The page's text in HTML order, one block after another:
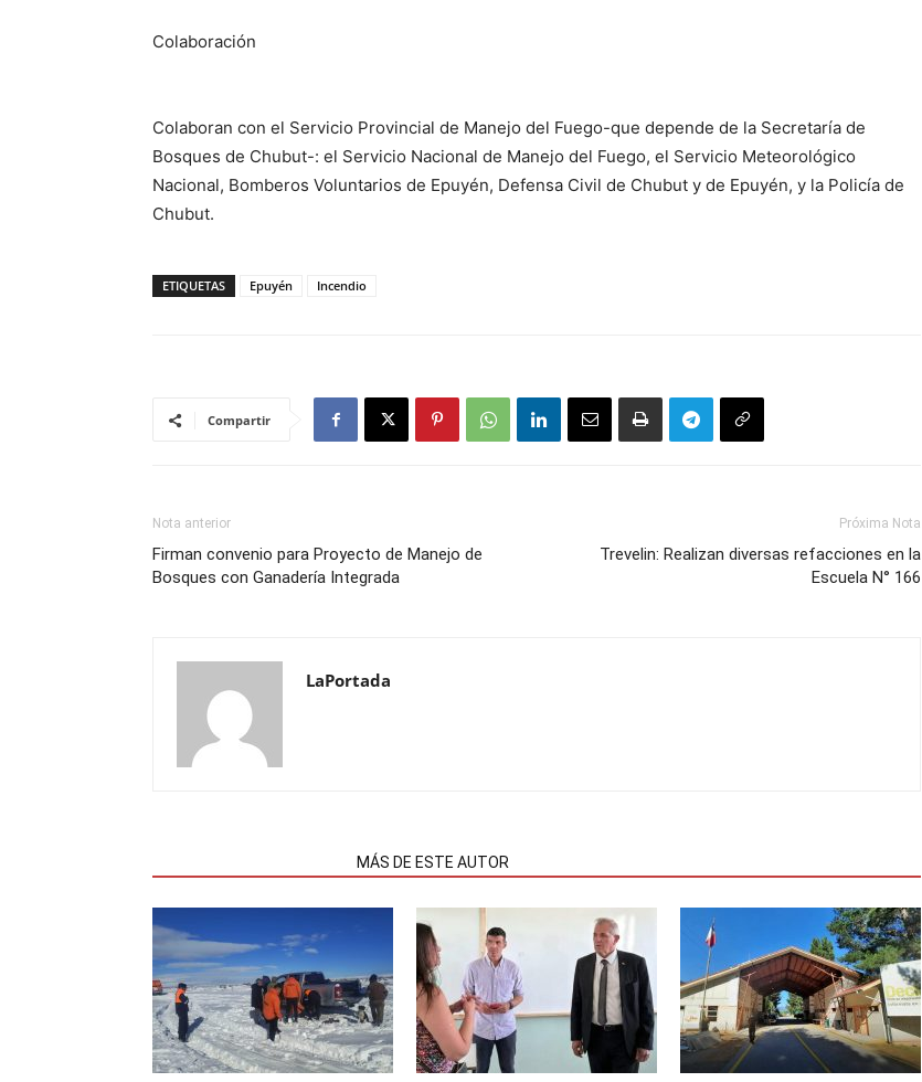
Colaboración
Colaboran con el Servicio Provincial de Manejo del Fuego-que depende de la Secretaría de
Bosques de Chubut-: el Servicio Nacional de Manejo del Fuego, el Servicio Meteorológico
Nacional, Bomberos Voluntarios de Epuyén, Defensa Civil de Chubut y de Epuyén, y la Policía de
Chubut.
ETIQUETAS Epuyén Incendio
Compartir
Nota anterior
Firman convenio para Proyecto de Manejo de
Bosques con Ganadería Integrada
Próxima Nota
Trevelin: Realizan diversas refacciones en la
Escuela N° 166
LaPortada
MÁS DE ESTE AUTOR